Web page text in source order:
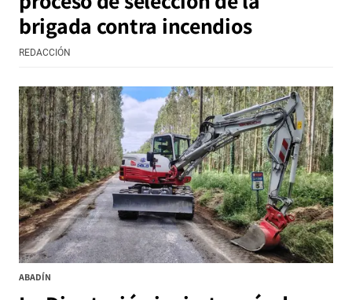
brigada contra incendios
REDACCIÓN
ABADÍN